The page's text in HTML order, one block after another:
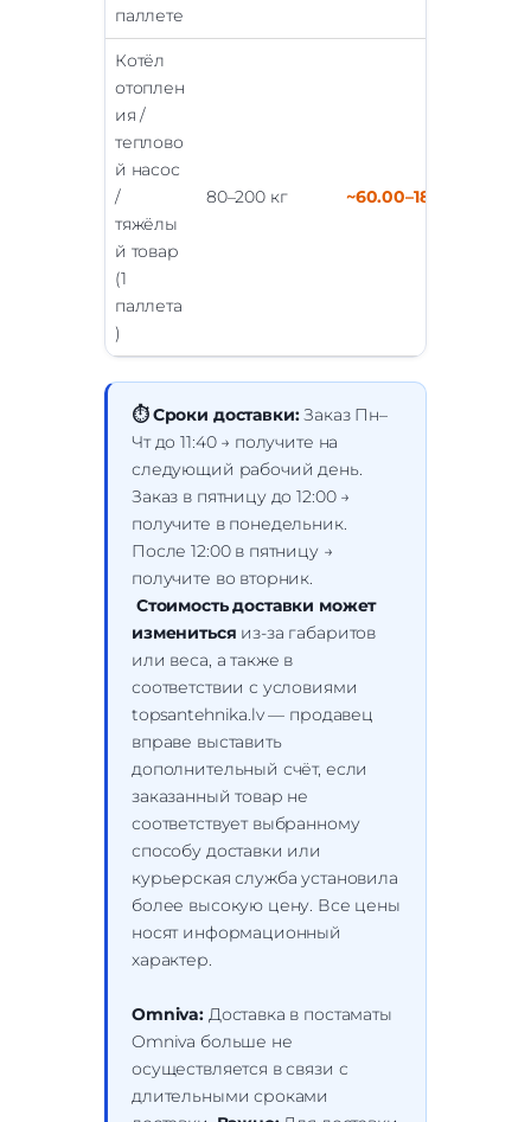
паллете
Котёл
отоплен
ия /
теплово
й насос
/
тяжёлы
й товар
(1
паллета
)
80–200 кг ~60.00–180.00 €
⏱ Сроки доставки:Заказ Пн–
Чт до 11:40 → получите на
следующий рабочий день.
Заказ в пятницу до 12:00 →
получите в понедельник.
После 12:00 в пятницу →
получите во вторник.
Стоимость доставки может
измениться из-за габаритов
или веса, а также в
соответствии с условиями
topsantehnika.lv — продавец
вправе выставить
дополнительный счёт, если
заказанный товар не
соответствует выбранному
способу доставки или
курьерская служба установила
более высокую цену. Все цены
носят информационный
характер.
Omniva:Доставка в постаматы
Omniva больше не
осуществляется в связи с
длительными сроками